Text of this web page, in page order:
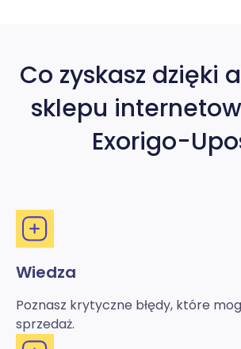
Co zyskasz dzięki
sklepu
Exorigo-
Wiedza
Poznasz krytyczne błędy, które
sprzedaż.